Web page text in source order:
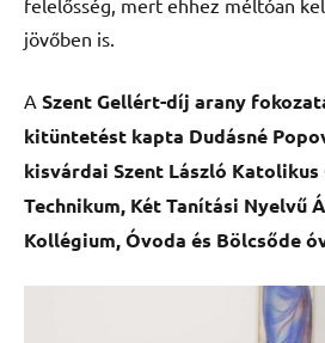
jövőben is.
A Szent Gellért-díj arany
kitüntetést kapta Dudásné
kisvárdai Szent László Katolikus
Technikum, Két Tanítási Nyelvű
Kollégium, Óvoda és Bölcsőde